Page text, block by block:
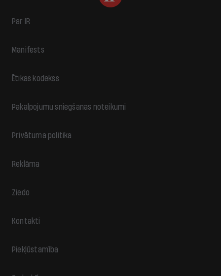
Par IR
Manifests
Ētikas kodekss
Pakalpojumu sniegšanas noteikumi
Privātuma politika
Reklāma
Ziedo
Kontakti
Piekļūstamība